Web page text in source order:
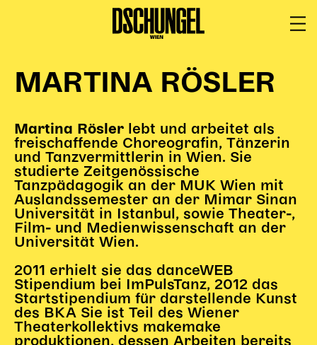
Spielplan
Festivals
Wild & Schön Festival
Gastspiele
Extras
Available for Touring
Archiv
MITSPIELEN
Macht Wahn Sinn
MARTINA RÖSLER
Martina Rösler lebt und arbeitet als
freischaffende Choreografin, Tänzerin
und Tanzvermittlerin in Wien. Sie
studierte Zeitgenössische
Tanzpädagogik an der MUK Wien mit
Auslandssemester an der Mimar Sinan
Universität in Istanbul, sowie Theater-,
Film- und Medienwissenschaft an der
Universität Wien.
2011 erhielt sie das danceWEB
Stipendium bei ImPulsTanz, 2012 das
Startstipendium für darstellende Kunst
des BKA Sie ist Teil des Wiener
Theaterkollektivs makemake
produktionen, dessen Arbeiten bereits